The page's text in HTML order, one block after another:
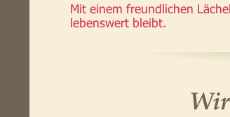
Mit einem freundlichen
lebenswert bleibt.